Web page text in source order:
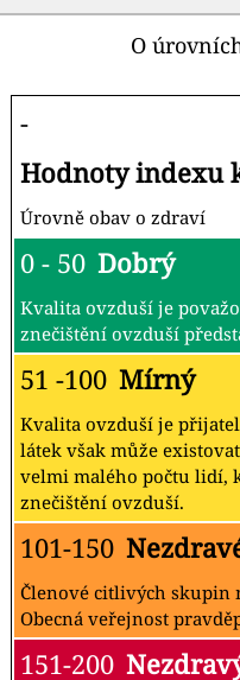
O
-
Hodnoty indexu
Úrovně obav o zdraví
0 - 50 Dobrý
Kvalita ovzduší je
znečištění ovzduší
51 -100 Mírný
Kvalita ovzduší je
látek však může
velmi malého počtu lidí,
znečištění ovzduší.
101-150
Členové citlivých skupin
Obecná veřejnost
151-200